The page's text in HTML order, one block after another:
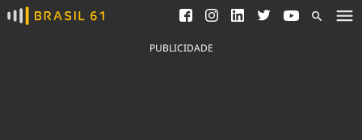
Ver todas as notícias
Saneamento
Indicadores
PUBLICIDADE